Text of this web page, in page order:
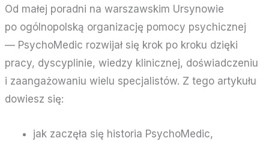
Od małej poradni na warszawskim Ursynowie
po ogólnopolską organizację pomocy psychicznej
— PsychoMedic rozwijał się krok po kroku dzięki
pracy, dyscyplinie, wiedzy klinicznej, doświadczeniu
i zaangażowaniu wielu specjalistów. Z tego artykułu
dowiesz się:
jak zaczęła się historia PsychoMedic,